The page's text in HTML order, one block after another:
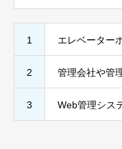
1 エレベーター
2 管理会社や管
3 Web管理シス